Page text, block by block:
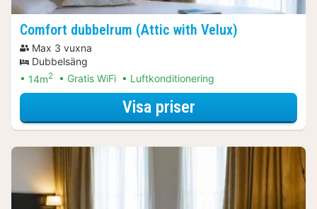
Comfort dubbelrum (Attic with Velux)
Max 3 vuxna
Dubbelsäng
14m2 Gratis WiFi Luftkonditionering
Visa priserför Comfort